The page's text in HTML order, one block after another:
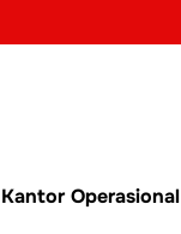
Kantor Operasional